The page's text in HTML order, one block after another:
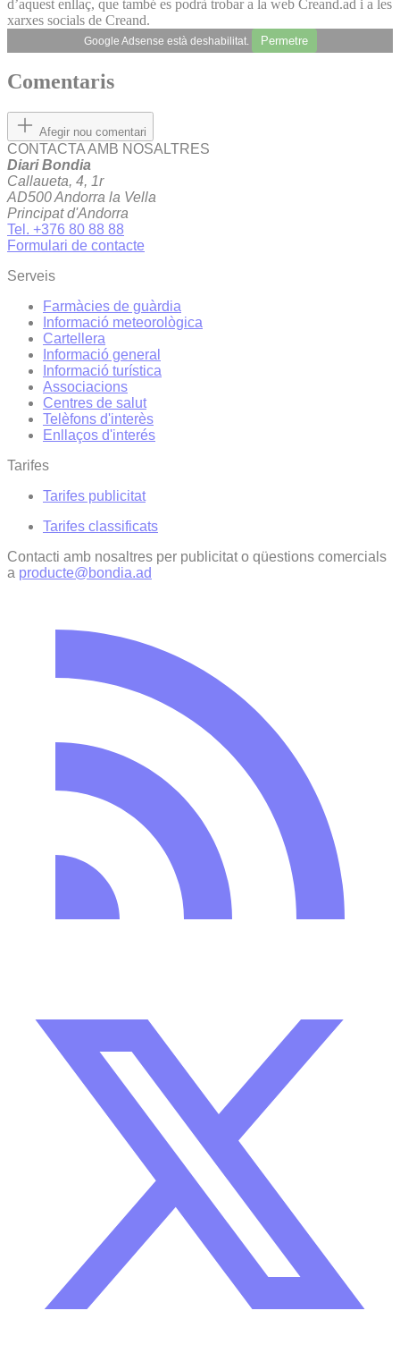
d’aquest enllaç, que també es podrà trobar a la web Creand.ad i a les
xarxes socials de Creand.
Google Adsense està deshabilitat. Permetre
Comentaris
Afegir nou comentari
CONTACTA AMB NOSALTRES
Diari Bondia
Callaueta, 4, 1r
AD500 Andorra la Vella
Principat d'Andorra
Tel. +376 80 88 88
Formulari de contacte
Serveis
Farmàcies de guàrdia
Informació meteorològica
Cartellera
Informació general
Informació turística
Associacions
Centres de salut
Telèfons d'interès
Enllaços d'interés
Tarifes
Tarifes publicitat
Tarifes classificats
Contacti amb nosaltres per publicitat o qüestions comercials
a producte@bondia.ad